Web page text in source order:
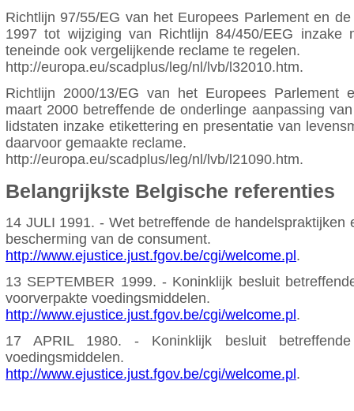
Richtlijn 97/55/EG van het Europees Parlement en
1997 tot wijziging van Richtlijn 84/450/EEG inzake
teneinde ook vergelijkende reclame te regelen.
http://europa.eu/scadplus/leg/nl/lvb/l32010.htm.
Richtlijn 2000/13/EG van het Europees Parlement
maart 2000 betreffende de onderlinge aanpassing
lidstaten inzake etikettering en presentatie van
daarvoor gemaakte reclame.
http://europa.eu/scadplus/leg/nl/lvb/l21090.htm.
Belangrijkste Belgische referenties
14 JULI 1991. - Wet betreffende de handelspraktijken
bescherming van de consument.
http://www.ejustice.just.fgov.be/cgi/welcome.pl.
13 SEPTEMBER 1999. - Koninklijk besluit
voorverpakte voedingsmiddelen.
http://www.ejustice.just.fgov.be/cgi/welcome.pl.
17 APRIL 1980. - Koninklijk besluit
voedingsmiddelen.
http://www.ejustice.just.fgov.be/cgi/welcome.pl.